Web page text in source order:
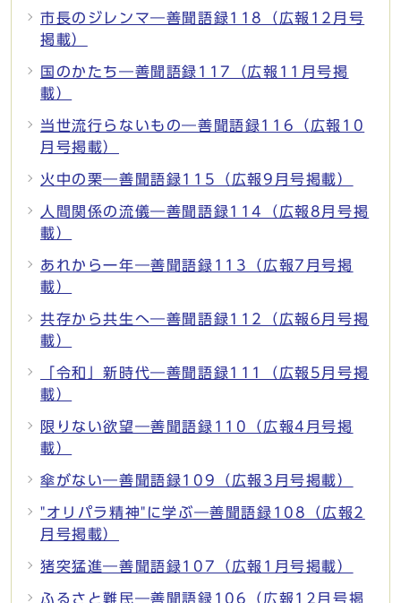
市長のジレンマ―善聞語録118（広報12月号
掲載）
国のかたち―善聞語録117（広報11月号掲
載）
当世流行らないもの―善聞語録116（広報10
月号掲載）
火中の栗―善聞語録115（広報9月号掲載）
人間関係の流儀―善聞語録114（広報8月号掲
載）
あれから一年―善聞語録113（広報7月号掲
載）
共存から共生へ―善聞語録112（広報6月号掲
載）
「令和」新時代―善聞語録111（広報5月号掲
載）
限りない欲望―善聞語録110（広報4月号掲
載）
傘がない―善聞語録109（広報3月号掲載）
"オリパラ精神"に学ぶ―善聞語録108（広報2
月号掲載）
猪突猛進―善聞語録107（広報1月号掲載）
ふるさと難民―善聞語録106（広報12月号掲